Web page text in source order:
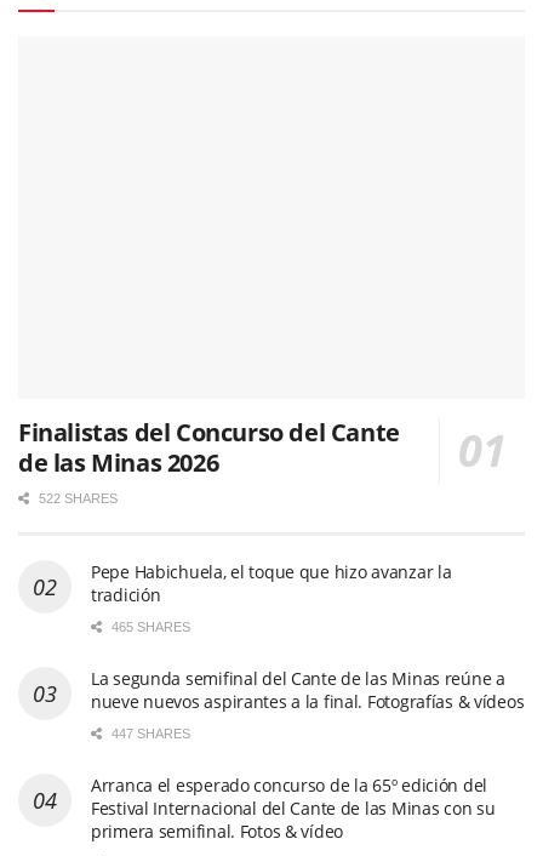
Finalistas del Concurso del Cante
de las Minas 2026
522 SHARES
Pepe Habichuela, el toque que hizo avanzar la
tradición
465 SHARES
La segunda semifinal del Cante de las Minas reúne a
nueve nuevos aspirantes a la final. Fotografías & vídeos
447 SHARES
Arranca el esperado concurso de la 65º edición del
Festival Internacional del Cante de las Minas con su
primera semifinal. Fotos & vídeo